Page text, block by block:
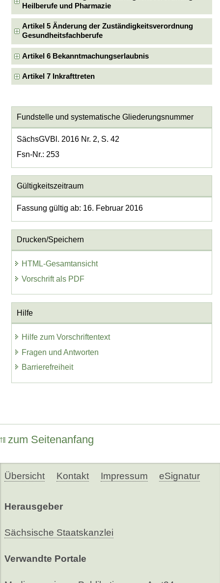
Heilberufe und Pharmazie
Artikel 5 Änderung der Zuständigkeitsverordnung
Gesundheitsfachberufe
Artikel 6 Bekanntmachungserlaubnis
Artikel 7 Inkrafttreten
Fundstelle und systematische Gliederungsnummer
SächsGVBl. 2016 Nr. 2, S. 42
Fsn-Nr.: 253
Gültigkeitszeitraum
Fassung gültig ab: 16. Februar 2016
Drucken/Speichern
HTML-Gesamtansicht
Vorschrift als PDF
Hilfe
Hilfe zum Vorschriftentext
Fragen und Antworten
Barrierefreiheit
zum Seitenanfang
Übersicht Kontakt Impressum eSignatur
Herausgeber
Sächsische Staatskanzlei
Verwandte Portale